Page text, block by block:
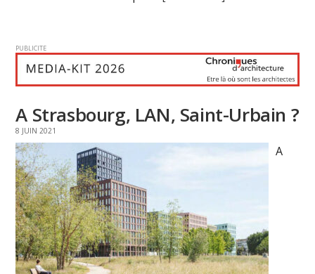
PUBLICITE
A Strasbourg, LAN, Saint-Urbain ?
8 JUIN 2021
A